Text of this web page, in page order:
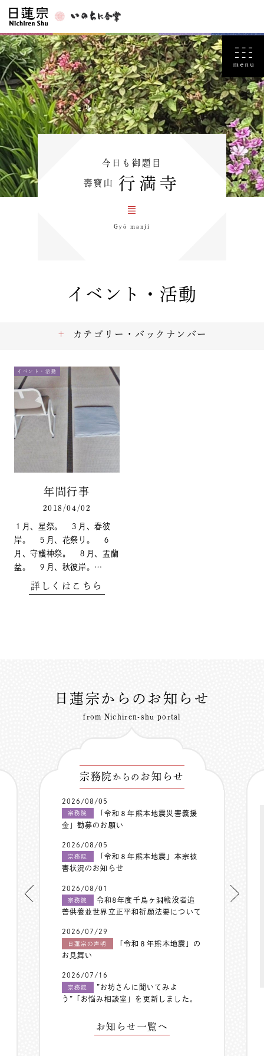
今日も御題目
壽寶山 行満寺
Gyō manji
イベント・活動
イベント・活動
年間行事
2018/04/02
１月、星祭。 ３月、春彼
岸。 ５月、花祭り。 ６
月、守護神祭。 ８月、盂蘭
盆。 ９月、秋彼岸。…
詳しくはこちら
カテゴリー・バックナンバー
日蓮宗からのお知らせ
from Nichiren-shu portal
宗務院 からの お知らせ
2026/08/05
宗務院
「令和８年熊本地震災害義援
金」勧募のお願い
2026/08/05
宗務院
「令和８年熊本地震」本宗被
害状況のお知らせ
2026/08/01
宗務院
令和8年度千鳥ヶ淵戦没者追
善供養並世界立正平和祈願法要について
2026/07/29
日蓮宗の声明
「令和８年熊本地震」の
お見舞い
2026/07/16
宗務院
”お坊さんに聞いてみよ
う”「お悩み相談室」を更新しました。
お知らせ一覧へ